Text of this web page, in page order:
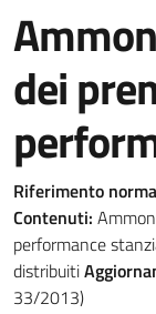
dei
Riferimento
Contenuti:
performance
distribuiti
33/2013)